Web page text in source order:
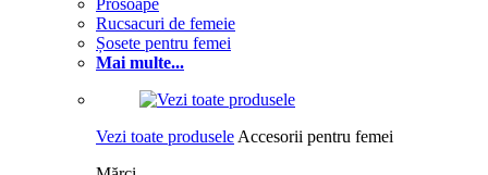
Prosoape
Rucsacuri de femeie
Șosete pentru femei
Mai multe...
Vezi toate produsele Accesorii pentru femei